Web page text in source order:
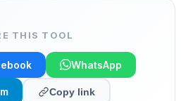
THIS TOOL
WhatsApp
Copy link